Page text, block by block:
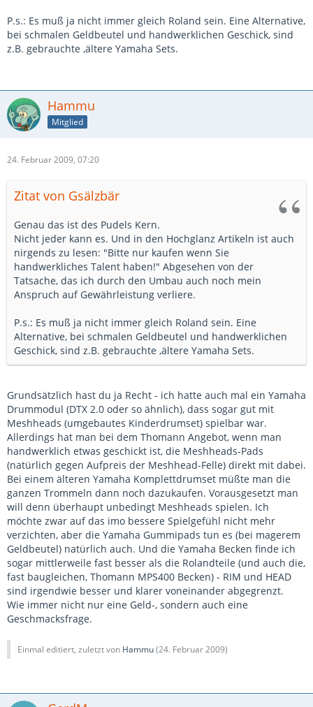
P.s.: Es muß ja nicht immer gleich Roland sein. Eine Alternative,
bei schmalen Geldbeutel und handwerklichen Geschick, sind
z.B. gebrauchte ,ältere Yamaha Sets.
Hammu
Mitglied
24. Februar 2009, 07:20
Zitat von Gsälzbär
Genau das ist des Pudels Kern.
Nicht jeder kann es. Und in den Hochglanz Artikeln ist auch
nirgends zu lesen: "Bitte nur kaufen wenn Sie
handwerkliches Talent haben!" Abgesehen von der
Tatsache, das ich durch den Umbau auch noch mein
Anspruch auf Gewährleistung verliere.
P.s.: Es muß ja nicht immer gleich Roland sein. Eine
Alternative, bei schmalen Geldbeutel und handwerklichen
Geschick, sind z.B. gebrauchte ,ältere Yamaha Sets.
Grundsätzlich hast du ja Recht - ich hatte auch mal ein Yamaha
Drummodul (DTX 2.0 oder so ähnlich), dass sogar gut mit
Meshheads (umgebautes Kinderdrumset) spielbar war.
Allerdings hat man bei dem Thomann Angebot, wenn man
handwerklich etwas geschickt ist, die Meshheads-Pads
(natürlich gegen Aufpreis der Meshhead-Felle) direkt mit dabei.
Bei einem älteren Yamaha Komplettdrumset müßte man die
ganzen Trommeln dann noch dazukaufen. Vorausgesetzt man
will denn überhaupt unbedingt Meshheads spielen. Ich
möchte zwar auf das imo bessere Spielgefühl nicht mehr
verzichten, aber die Yamaha Gummipads tun es (bei magerem
Geldbeutel) natürlich auch. Und die Yamaha Becken finde ich
sogar mittlerweile fast besser als die Rolandteile (und auch die,
fast baugleichen, Thomann MPS400 Becken) - RIM und HEAD
sind irgendwie besser und klarer voneinander abgegrenzt.
Wie immer nicht nur eine Geld-, sondern auch eine
Geschmacksfrage.
Einmal editiert, zuletzt von Hammu(24. Februar 2009)